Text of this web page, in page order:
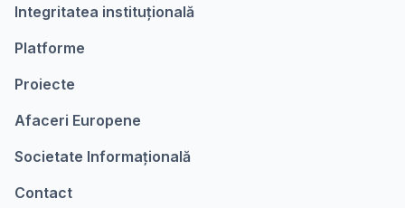
Integritatea instituțională
Platforme
Proiecte
Afaceri Europene
Societate Informațională
Contact